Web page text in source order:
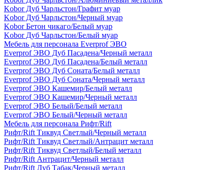
Kobor Дуб Чарльстон/Графит муар
Kobor Дуб Чарльстон/Черный муар
Kobor Бетон чикаго/Белый муар
Kobor Дуб Чарльстон/Белый муар
Мебель для персонала Everprof ЭВО
Everprof ЭВО Дуб Пасадена/Черный металл
Everprof ЭВО Дуб Пасадена/Белый металл
Everprof ЭВО Дуб Соната/Белый металл
Everprof ЭВО Дуб Соната/Черный металл
Everprof ЭВО Кашемир/Белый металл
Everprof ЭВО Кашемир/Черный металл
Everprof ЭВО Белый/Белый металл
Everprof ЭВО Белый/Черный металл
Мебель для персонала Рифт/Rift
Рифт/Rift Тиквуд Светлый/Черный металл
Рифт/Rift Тиквуд Светлый/Антрацит металл
Рифт/Rift Тиквуд Светлый/Белый металл
Рифт/Rift Антрацит/Черный металл
Рифт/Rift Дуб Табак/Черный металл